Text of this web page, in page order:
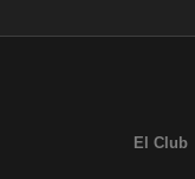
El Club